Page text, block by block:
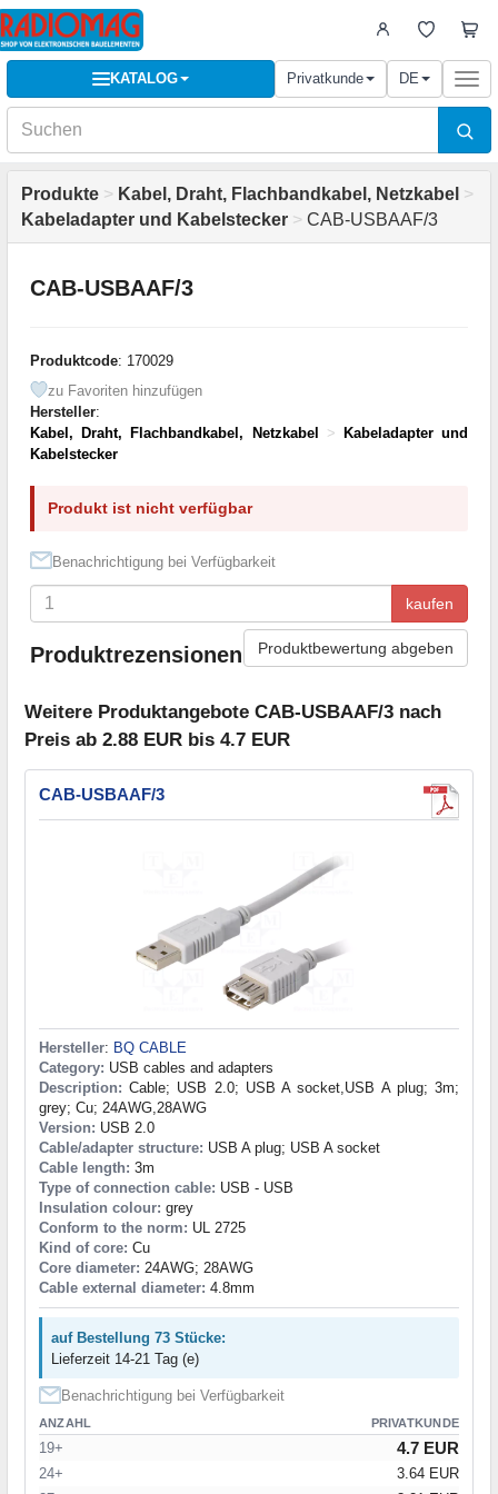
KATALOG Privatkunde DE
Produkte > Kabel, Draht, Flachbandkabel, Netzkabel >
Kabeladapter und Kabelstecker > CAB-USBAAF/3
CAB-USBAAF/3
Produktcode: 170029
zu Favoriten hinzufügen
Hersteller:
Kabel, Draht, Flachbandkabel, Netzkabel > Kabeladapter und
Kabelstecker
Produkt ist nicht verfügbar
Benachrichtigung bei Verfügbarkeit
kaufen
Produktrezensionen Produktbewertung abgeben
Weitere Produktangebote CAB-USBAAF/3 nach
Preis ab 2.88 EUR bis 4.7 EUR
CAB-USBAAF/3
Hersteller: BQ CABLE
Category: USB cables and adapters
Description: Cable; USB 2.0; USB A socket,USB A plug; 3m;
grey; Cu; 24AWG,28AWG
Version: USB 2.0
Cable/adapter structure: USB A plug; USB A socket
Cable length: 3m
Type of connection cable: USB - USB
Insulation colour: grey
Conform to the norm: UL 2725
Kind of core: Cu
Core diameter: 24AWG; 28AWG
Cable external diameter: 4.8mm
auf Bestellung 73 Stücke:
Lieferzeit 14-21 Tag (e)
Benachrichtigung bei Verfügbarkeit
ANZAHL PRIVATKUNDE
19+ 4.7 EUR
24+
3.64 EUR